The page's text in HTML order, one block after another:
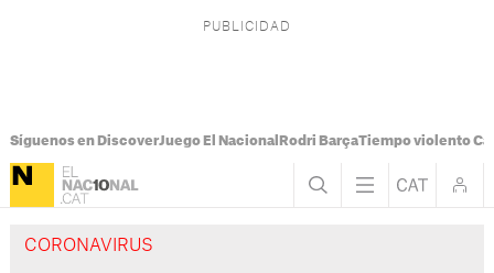
Síguenos en DiscoverJuego El Nacional Rodri BarçaTiempo violento
CORONAVIRUS